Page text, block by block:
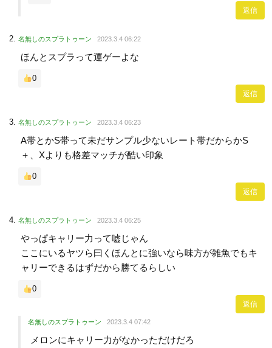
返信
名無しのスプラトゥーン 2023.3.4 06:22
ほんとスプラって運ゲーよな
0
返信
名無しのスプラトゥーン 2023.3.4 06:23
A帯とかS帯って未だサンプル少ないレート帯だからかS
＋、Xよりも格差マッチが酷い印象
0
返信
名無しのスプラトゥーン 2023.3.4 06:25
やっぱキャリー力って嘘じゃん
ここにいるヤツら曰くほんとに強いなら味方が雑魚でもキ
ャリーできるはずだから勝てるらしい
0
返信
名無しのスプラトゥーン 2023.3.4 07:42
メロンにキャリー力がなかっただけだろ